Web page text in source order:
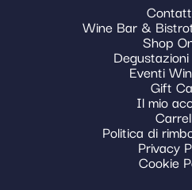
Wine Bar &
Shop
Eventi
Gift
Il mio
Politica di
Privacy
Cookie